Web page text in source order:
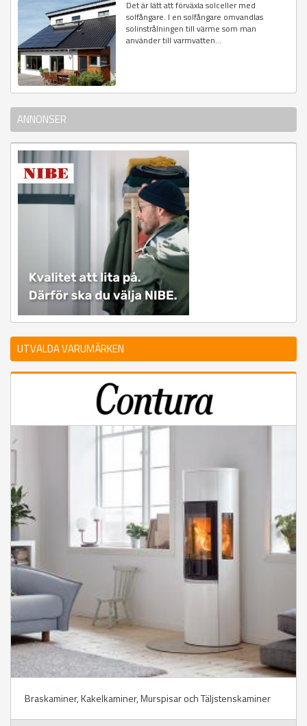
Det är lätt att förväxla solceller med
solfångare. I en solfångare omvandlas
solinstrålningen till värme som man
använder till varmvatten...
ANNONSER
UTVALDA VARUMÄRKEN
Braskaminer, Kakelkaminer, Murspisar och Täljstenskaminer